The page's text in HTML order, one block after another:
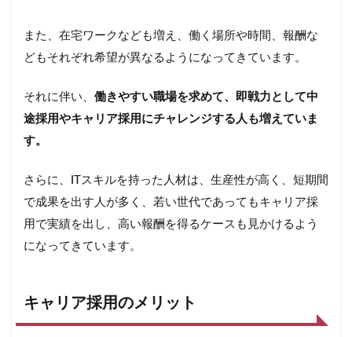
ら
「コ
式会
社」
すす
8
キャ
リア
採用
を活
ップ
を目
また、在宅ワークなども増え、働く場所や時間、報酬な
どもそれぞれ希望が異なるようになってきています。
それに伴い、 働きやすい職場を求めて、即戦力として中
途採用やキャリア採用にチャレンジする人も増えていま
す。
さらに、ITスキルを持った人材は、生産性が高く、短期間
で成果を出す人が多く、若い世代であってもキャリア採
用で実績を出し、高い報酬を得るケースも見かけるよう
になってきています。
キャリア採用のメリット